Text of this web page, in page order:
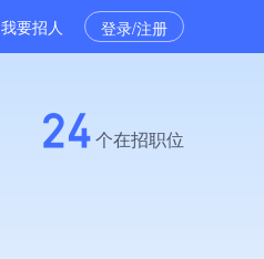
我要招人 登录/注册
24个在招职位